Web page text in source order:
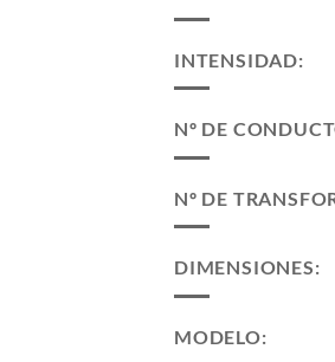
INTENSIDAD:
Nº DE
Nº DE
DIMENSIONES:
MODELO: